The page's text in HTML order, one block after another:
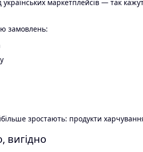
маркетплейсів — так
замовлень:
зростають: продукти
вигідно